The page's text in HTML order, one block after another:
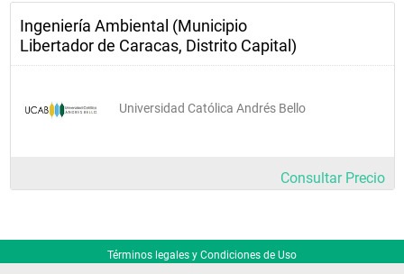
Ingeniería Ambiental (Municipio
Libertador de Caracas, Distrito Capital)
Universidad Católica Andrés Bello
Consultar Precio
Términos legales y Condiciones de Uso